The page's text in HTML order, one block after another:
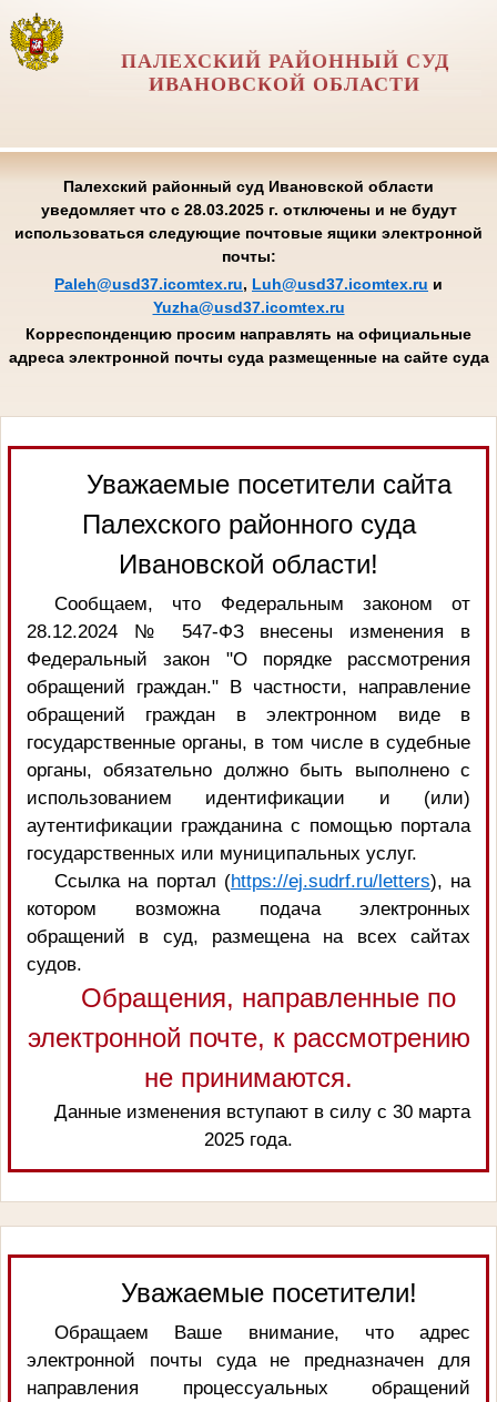
ПАЛЕХСКИЙ РАЙОННЫЙ СУД
ИВАНОВСКОЙ ОБЛАСТИ
Палехский районный суд Ивановской области
уведомляет что с 28.03.2025 г. отключены и не будут
использоваться следующие почтовые ящики электронной
почты:
Paleh@usd37.icomtex.ru, Luh@usd37.icomtex.ru и
Yuzha@usd37.icomtex.ru
Корреспонденцию просим направлять на официальные
адреса электронной почты суда размещенные на сайте суда
Уважаемые посетители сайта
Палехского районного суда
Ивановской области!
Сообщаем, что Федеральным законом от
28.12.2024 № 547-ФЗ внесены изменения в
Федеральный закон "О порядке рассмотрения
обращений граждан." В частности, направление
обращений граждан в электронном виде в
государственные органы, в том числе в судебные
органы, обязательно должно быть выполнено с
использованием идентификации и (или)
аутентификации гражданина с помощью портала
государственных или муниципальных услуг.
Ссылка на портал (https://ej.sudrf.ru/letters), на
котором возможна подача электронных
обращений в суд, размещена на всех сайтах
судов.
Обращения, направленные по
электронной почте, к рассмотрению
не принимаются.
Данные изменения вступают в силу с 30 марта
2025 года.
Уважаемые посетители!
Обращаем Ваше внимание, что адрес
электронной почты суда не предназначен для
направления процессуальных обращений